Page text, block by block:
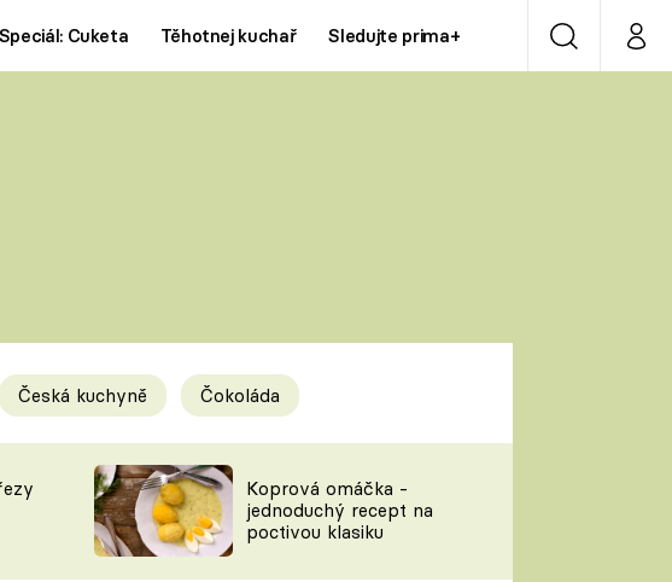
Speciál: Cuketa Těhotnej kuchař Sledujte prima+ VyhledáváníMůj
Novinky
ŠÉFREDAKTORKY
Prima LAJK
Sledujte nás
Česká kuchyně Čokoláda
Koprová omáčka -
jednoduchý recept na
poctivou klasiku